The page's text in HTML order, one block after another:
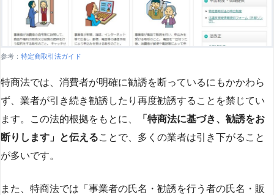
参考： 特定商取引法ガイド
特商法では、消費者が明確に勧誘を断っているにもかかわら
ず、業者が引き続き勧誘したり再度勧誘することを禁じてい
ます。この法的根拠をもとに、
「特商法に基づき、勧誘をお
断りします」と伝えることで、多くの業者は引き下がること
が多いです​​。
また、特商法では「事業者の氏名・勧誘を行う者の氏名・販